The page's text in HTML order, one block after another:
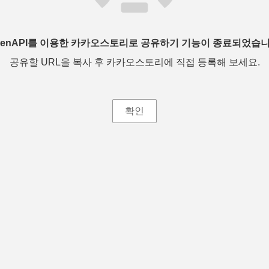
를 이용한 카카오스토리로 공유하기 기능이 종료되었습
공유할 URL을 복사 후 카카오스토리에 직접 등록해 보세요.
확인